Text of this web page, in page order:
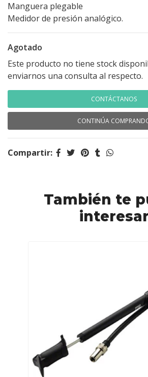
Manguera plegable
Medidor de presión analógico.
Agotado
Este producto no tiene stock
enviarnos una consulta al respecto.
CONTÁCTANOS
CONTINÚA
Compartir:
También te
interesar